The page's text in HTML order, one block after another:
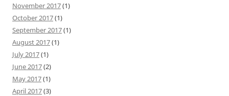
November 2017(1)
October 2017(1)
September 2017(1)
August 2017(1)
July 2017(1)
June 2017(2)
May 2017(1)
April 2017(3)